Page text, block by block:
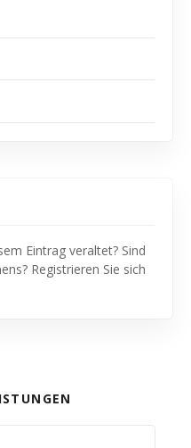
Eintrag veraltet? Sind
Registrieren Sie sich